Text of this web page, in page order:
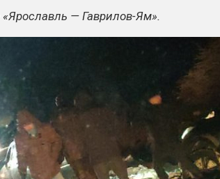
— Гаврилов-Ям».